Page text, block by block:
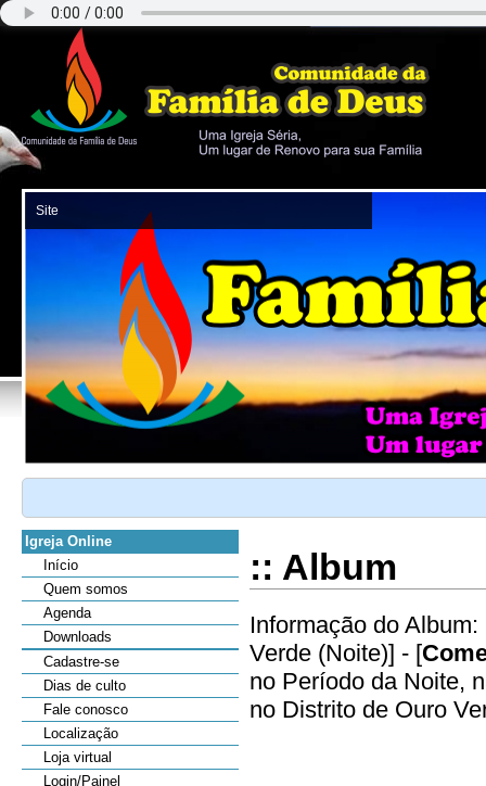
Igreja Online
Início
Quem somos
Agenda
Downloads
Cadastre-se
Dias de culto
Fale conosco
Localização
Loja virtual
Login/Painel
:: Album
Informação do Album:
Verde (Noite)] - [
no Período da Noite,
no Distrito de Ouro